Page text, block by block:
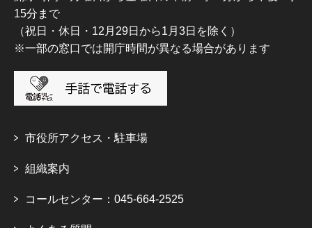
15分まで
（祝日・休日・12月29日から1月3日を除く）
※一部の窓口では開庁時間が異なる場合があります
市役所アクセス・駐車場
組織案内
コールセンター：045-664-2525